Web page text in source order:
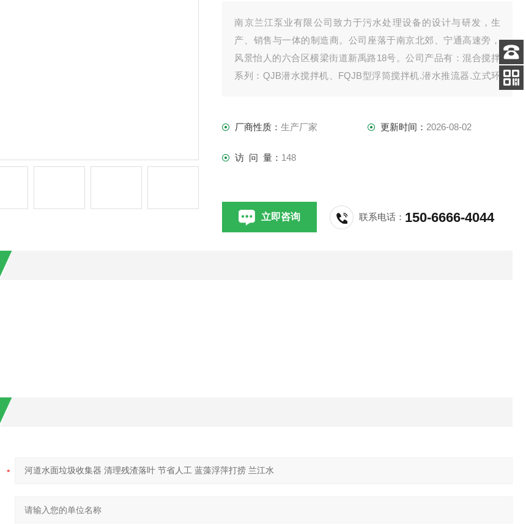
南京兰江泵业有限公司致力于污水处理设备的设计与研发，生
产、销售与一体的制造商。公司座落于南京北郊、宁通高速旁，
风景怡人的六合区横梁街道新禹路18号。公司产品有：混合搅拌
系列：QJB潜水搅拌机、FQJB型浮筒搅拌机.潜水推流器.立式环
厂商性质：生产厂家 更新时间： 2026-08-02
访 问 量： 148
立即咨询 联系电话： 150-6666-4044
客服
电话